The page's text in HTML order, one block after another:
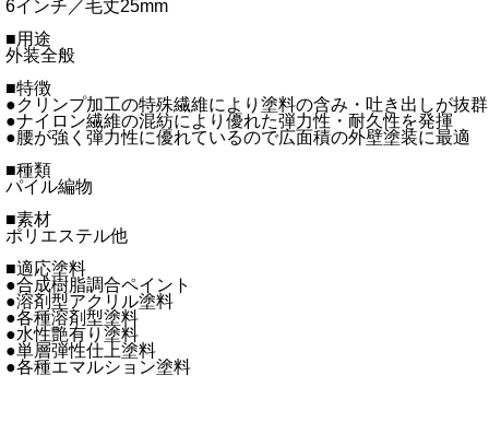
6インチ／毛丈25mm
■用途
外装全般
■特徴
●クリンプ加工の特殊繊維により塗料の含み・吐き出しが抜群
●ナイロン繊維の混紡により優れた弾力性・耐久性を発揮
●腰が強く弾力性に優れているので広面積の外壁塗装に最適
■種類
パイル編物
■素材
ポリエステル他
■適応塗料
●合成樹脂調合ペイント
●溶剤型アクリル塗料
●各種溶剤型塗料
●水性艶有り塗料
●単層弾性仕上塗料
●各種エマルション塗料